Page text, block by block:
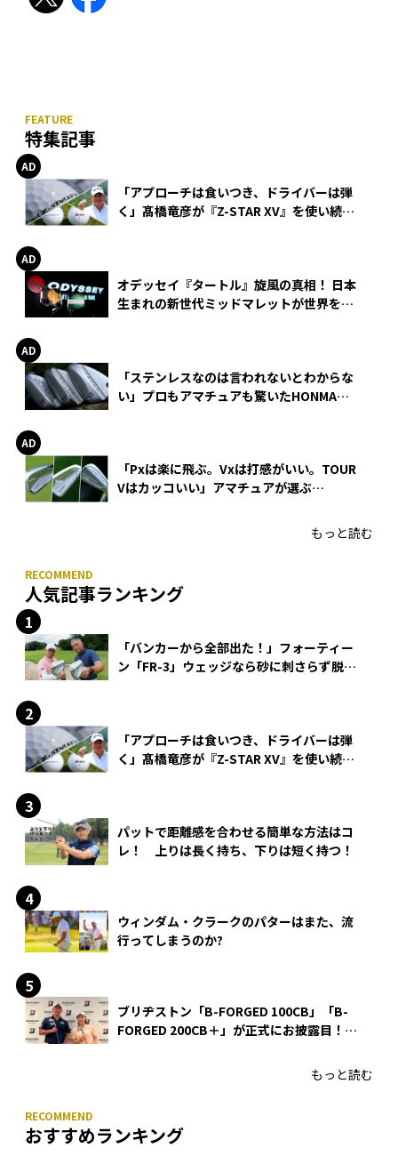
特集記事
「アプローチは食いつき、ドライバーは弾
く」髙橋竜彦が『Z-STAR XV』を使い続け
オデッセイ『タートル』旋風の真相！ 日本
生まれの新世代ミッドマレットが世界を席
「ステンレスなのは言われないとわからな
い」プロもアマチュアも驚いたHONMA
「Pxは楽に飛ぶ。Vxは打感がいい。TOUR
Vはカッコいい」アマチュアが選ぶ
もっと読む
人気記事ランキング
「バンカーから全部出た！」フォーティー
ン「FR-3」ウェッジなら砂に刺さらず脱出
「アプローチは食いつき、ドライバーは弾
く」髙橋竜彦が『Z-STAR XV』を使い続け
パットで距離感を合わせる簡単な方法はコ
レ！ 上りは長く持ち、下りは短く持つ！
ウィンダム・クラークのパターはまた、流
行ってしまうのか?
ブリヂストン「B-FORGED 100CB」「B-
FORGED 200CB＋」が正式にお披露目！
もっと読む
おすすめランキング